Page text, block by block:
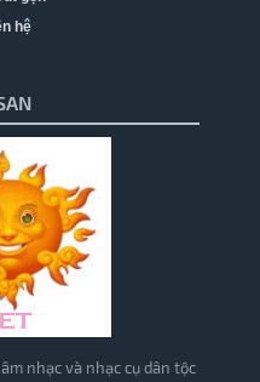
hệ
nhạc và nhạc cụ dân tộc